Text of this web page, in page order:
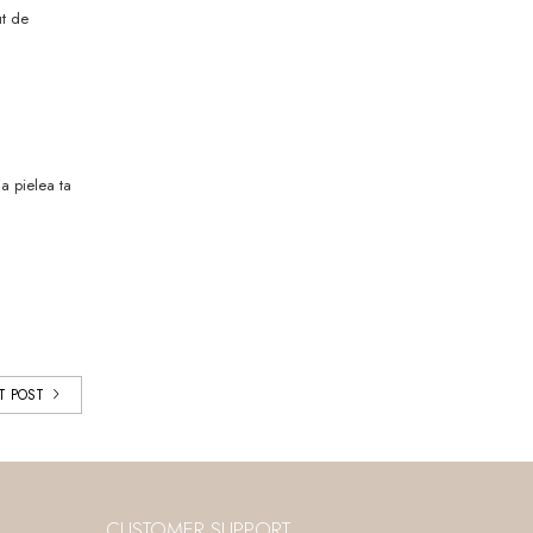
de
pielea ta
POST